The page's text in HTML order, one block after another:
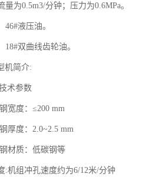
量为0.5m3/分钟；压力为0.6MPa。
46#液压油。
18#双曲线齿轮油。
机简介:
术参数
宽度：≤200 mm
厚度：2.0~2.5 mm
材质：低碳钢等
:机组冲孔速度约为6/12米/分钟